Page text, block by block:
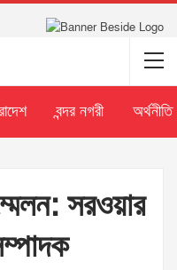
বন্দর নগরী অর্থনীতি
সরওয়ার